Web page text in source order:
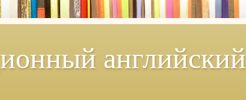
английский